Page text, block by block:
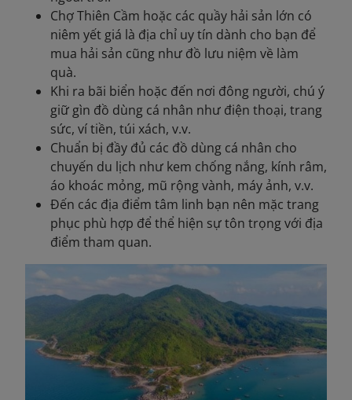
Chợ Thiên Cầm hoặc các quầy hải sản lớn có
niêm yết giá là địa chỉ uy tín dành cho bạn để
mua hải sản cũng như đồ lưu niệm về làm
quà.
Khi ra bãi biển hoặc đến nơi đông người, chú ý
giữ gìn đồ dùng cá nhân như điện thoại, trang
sức, ví tiền, túi xách, v.v.
Chuẩn bị đầy đủ các đồ dùng cá nhân cho
chuyến du lịch như kem chống nắng, kính râm,
áo khoác mỏng, mũ rộng vành, máy ảnh, v.v.
Đến các địa điểm tâm linh bạn nên mặc trang
phục phù hợp để thể hiện sự tôn trọng với địa
điểm tham quan.